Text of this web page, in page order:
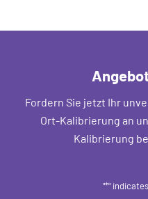
Fordern Sie jetzt Ihr
Ort-Kalibrierung an
Kalibrierung
"*"